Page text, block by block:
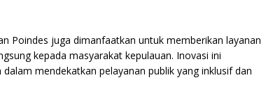
Poindes juga dimanfaatkan untuk memberikan layanan
kepada masyarakat kepulauan. Inovasi ini
mendekatkan pelayanan publik yang inklusif dan